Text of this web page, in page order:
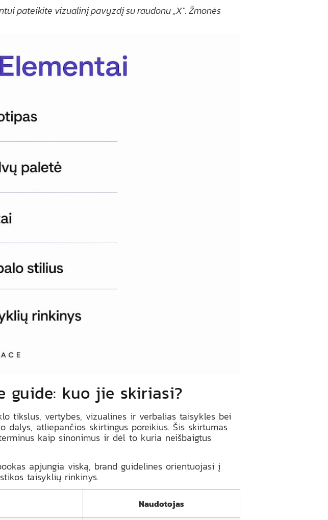
pateikite vizualinį pavyzdį su raudonu „X". Žmonės
guide: kuo jie skiriasi?
tikslus, vertybes, vizualines ir verbalias taisykles bei
dalys, atliepančios skirtingus poreikius. Šis skirtumas
kaip sinonimus ir dėl to kuria neišbaigtus
apjungia viską, brand guidelines orientuojasi į
taisyklių rinkinys.
Naudotojas